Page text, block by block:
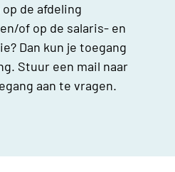
de afdeling
of op de salaris- en
Dan kun je toegang
Stuur een mail naar
aan te vragen.